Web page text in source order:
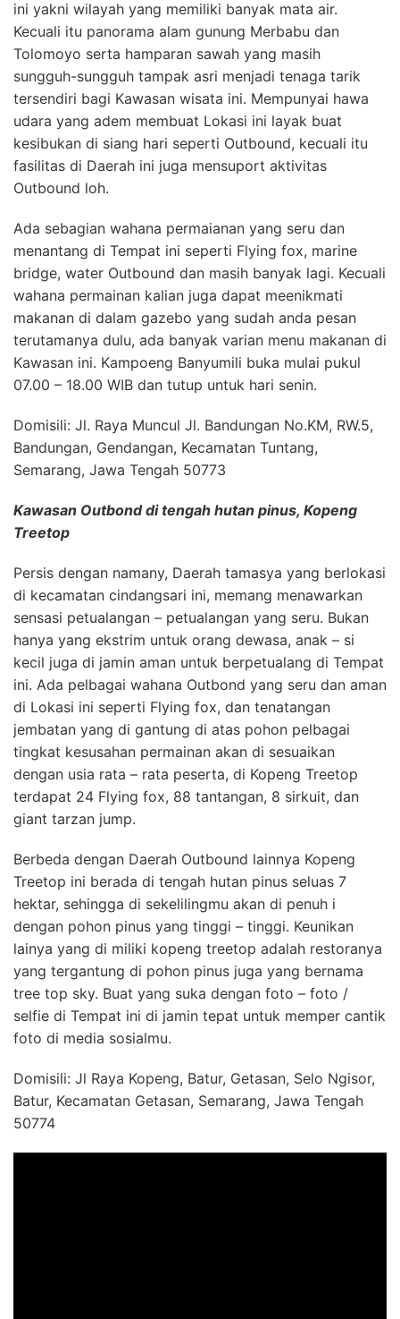
ini yakni wilayah yang memiliki banyak mata air.
Kecuali itu panorama alam gunung Merbabu dan
Tolomoyo serta hamparan sawah yang masih
sungguh-sungguh tampak asri menjadi tenaga tarik
tersendiri bagi Kawasan wisata ini. Mempunyai hawa
udara yang adem membuat Lokasi ini layak buat
kesibukan di siang hari seperti Outbound, kecuali itu
fasilitas di Daerah ini juga mensuport aktivitas
Outbound loh.
Ada sebagian wahana permaianan yang seru dan
menantang di Tempat ini seperti Flying fox, marine
bridge, water Outbound dan masih banyak lagi. Kecuali
wahana permainan kalian juga dapat meenikmati
makanan di dalam gazebo yang sudah anda pesan
terutamanya dulu, ada banyak varian menu makanan di
Kawasan ini. Kampoeng Banyumili buka mulai pukul
07.00 – 18.00 WIB dan tutup untuk hari senin.
Domisili: Jl. Raya Muncul Jl. Bandungan No.KM, RW.5,
Bandungan, Gendangan, Kecamatan Tuntang,
Semarang, Jawa Tengah 50773
Kawasan Outbond di tengah hutan pinus, Kopeng
Treetop
Persis dengan namany, Daerah tamasya yang berlokasi
di kecamatan cindangsari ini, memang menawarkan
sensasi petualangan – petualangan yang seru. Bukan
hanya yang ekstrim untuk orang dewasa, anak – si
kecil juga di jamin aman untuk berpetualang di Tempat
ini. Ada pelbagai wahana Outbond yang seru dan aman
di Lokasi ini seperti Flying fox, dan tenatangan
jembatan yang di gantung di atas pohon pelbagai
tingkat kesusahan permainan akan di sesuaikan
dengan usia rata – rata peserta, di Kopeng Treetop
terdapat 24 Flying fox, 88 tantangan, 8 sirkuit, dan
giant tarzan jump.
Berbeda dengan Daerah Outbound lainnya Kopeng
Treetop ini berada di tengah hutan pinus seluas 7
hektar, sehingga di sekelilingmu akan di penuh i
dengan pohon pinus yang tinggi – tinggi. Keunikan
lainya yang di miliki kopeng treetop adalah restoranya
yang tergantung di pohon pinus juga yang bernama
tree top sky. Buat yang suka dengan foto – foto /
selfie di Tempat ini di jamin tepat untuk memper cantik
foto di media sosialmu.
Domisili: Jl Raya Kopeng, Batur, Getasan, Selo Ngisor,
Batur, Kecamatan Getasan, Semarang, Jawa Tengah
50774